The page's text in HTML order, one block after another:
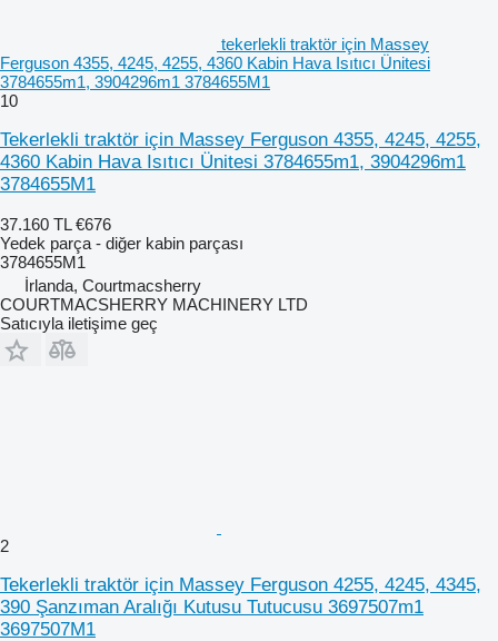
tekerlekli traktör için Massey
Ferguson 4355, 4245, 4255, 4360 Kabin Hava Isıtıcı Ünitesi
3784655m1, 3904296m1 3784655M1
10
Tekerlekli traktör için Massey Ferguson 4355, 4245, 4255,
4360 Kabin Hava Isıtıcı Ünitesi 3784655m1, 3904296m1
3784655M1
37.160 TL €676
Yedek parça - diğer kabin parçası
3784655M1
İrlanda, Courtmacsherry
COURTMACSHERRY MACHINERY LTD
Satıcıyla iletişime geç
2
Tekerlekli traktör için Massey Ferguson 4255, 4245, 4345,
390 Şanzıman Aralığı Kutusu Tutucusu 3697507m1
3697507M1